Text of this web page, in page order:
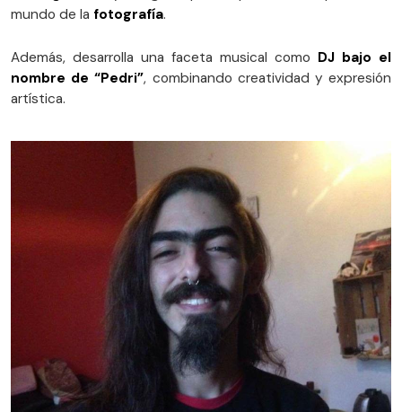
mundo de la fotografía.
Además, desarrolla una faceta musical como DJ bajo el
nombre de “Pedri”, combinando creatividad y expresión
artística.